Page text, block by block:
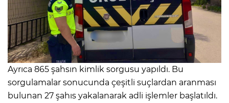
Ayrıca 865 şahsın kimlik sorgusu yapıldı. Bu
sorgulamalar sonucunda çeşitli suçlardan aranması
bulunan 27 şahıs yakalanarak adli işlemler başlatıldı.